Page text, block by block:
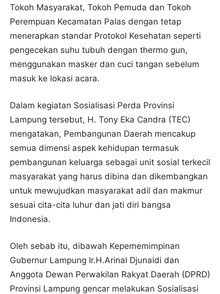
Tokoh Masyarakat, Tokoh Pemuda dan Tokoh
Perempuan Kecamatan Palas dengan tetap
menerapkan standar Protokol Kesehatan seperti
pengecekan suhu tubuh dengan thermo gun,
menggunakan masker dan cuci tangan sebelum
masuk ke lokasi acara.
Dalam kegiatan Sosialisasi Perda Provinsi
Lampung tersebut, H. Tony Eka Candra (TEC)
mengatakan, Pembangunan Daerah mencakup
semua dimensi aspek kehidupan termasuk
pembangunan keluarga sebagai unit sosial terkecil
masyarakat yang harus dibina dan dikembangkan
untuk mewujudkan masyarakat adil dan makmur
sesuai cita-cita luhur dan jati diri bangsa
Indonesia.
Oleh sebab itu, dibawah Kepememimpinan
Gubernur Lampung Ir.H.Arinal Djunaidi dan
Anggota Dewan Perwakilan Rakyat Daerah (DPRD)
Provinsi Lampung gencar melakukan Sosialisasi